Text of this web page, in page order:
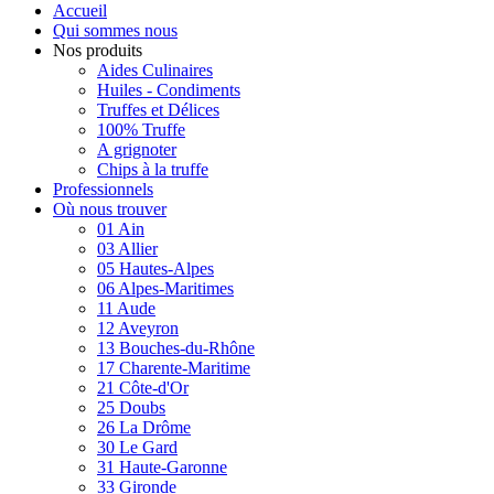
Accueil
Qui sommes nous
Nos produits
Aides Culinaires
Huiles - Condiments
Truffes et Délices
100% Truffe
A grignoter
Chips à la truffe
Professionnels
Où nous trouver
01 Ain
03 Allier
05 Hautes-Alpes
06 Alpes-Maritimes
11 Aude
12 Aveyron
13 Bouches-du-Rhône
17 Charente-Maritime
21 Côte-d'Or
25 Doubs
26 La Drôme
30 Le Gard
31 Haute-Garonne
33 Gironde